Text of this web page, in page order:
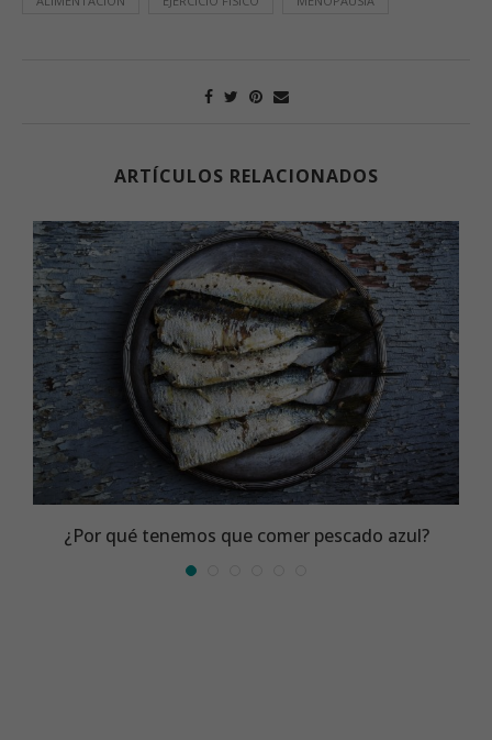
ARTÍCULOS RELACIONADOS
¿Por qué tenemos que comer pescado azul?